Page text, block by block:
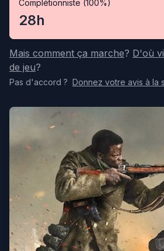
Complétionniste (100%)
28h
Mais comment ça marche? D'où
de jeu?
Pas d'accord ? Donnez votre avis à la